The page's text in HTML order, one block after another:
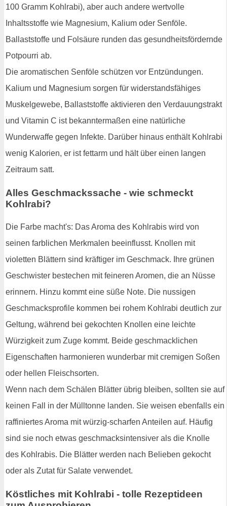
100 Gramm Kohlrabi), aber auch andere wertvolle
Inhaltsstoffe wie Magnesium, Kalium oder Senföle.
Ballaststoffe und Folsäure runden das gesundheitsfördernde
Potpourri ab.
Die aromatischen Senföle schützen vor Entzündungen.
Kalium und Magnesium sorgen für widerstandsfähiges
Muskelgewebe, Ballaststoffe aktivieren den Verdauungstrakt
und Vitamin C ist bekanntermaßen eine natürliche
Wunderwaffe gegen Infekte. Darüber hinaus enthält Kohlrabi
wenig Kalorien, er ist fettarm und hält über einen langen
Zeitraum satt.
Alles Geschmackssache - wie schmeckt
Kohlrabi?
Die Farbe macht's: Das Aroma des Kohlrabis wird von
seinen farblichen Merkmalen beeinflusst. Knollen mit
violetten Blättern sind kräftiger im Geschmack. Ihre grünen
Geschwister bestechen mit feineren Aromen, die an Nüsse
erinnern. Hinzu kommt eine süße Note. Die nussigen
Geschmacksprofile kommen bei rohem Kohlrabi deutlich zur
Geltung, während bei gekochten Knollen eine leichte
Würzigkeit zum Zuge kommt. Beide geschmacklichen
Eigenschaften harmonieren wunderbar mit cremigen Soßen
oder hellen Fleischsorten.
Wenn nach dem Schälen Blätter übrig bleiben, sollten sie auf
keinen Fall in der Mülltonne landen. Sie weisen ebenfalls ein
raffiniertes Aroma mit würzig-scharfen Anteilen auf. Häufig
sind sie noch etwas geschmacksintensiver als die Knolle
des Kohlrabis. Die Blätter werden nach Belieben gekocht
oder als Zutat für Salate verwendet.
Köstliches mit Kohlrabi - tolle Rezeptideen